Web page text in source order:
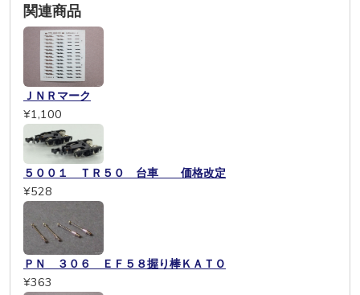
関連商品
ＪＮＲマーク
¥1,100
５００１ ＴＲ５０ 台車 価格改定
¥528
ＰＮ ３０６ ＥＦ５８握り棒ＫＡＴＯ
¥363